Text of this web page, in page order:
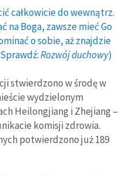
całkowicie do wewnątrz.
na Boga, zawsze mieć Go
o sobie, aż znajdzie
Rozwój duchowy)
stwierdzono w środę w
wydzielonym
Heilongjiang i Zhejiang –
komisji zdrowia.
potwierdzono już 189